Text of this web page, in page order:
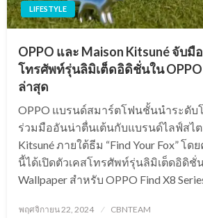
LIFESTYLE
OPPO และ Maison Kitsuné จับมื
โทรศัพท์รุ่นลิมิเต็ดอิดิชั่นใน OPPO
ล่าสุด
OPPO แบรนด์สมาร์ตโฟนชั้นนำระดับ
ร่วมมืออันน่าตื่นเต้นกับแบรนด์ไลฟ์สไต
Kitsuné ภายใต้ธีม “Find Your Fox” โ
นี้ได้เปิดตัวเคสโทรศัพท์รุ่นลิมิเต็ดอิดิชั่
Wallpaper สำหรับ OPPO Find X8
Posted
พฤศจิกายน 22, 2024 CBNTEAM